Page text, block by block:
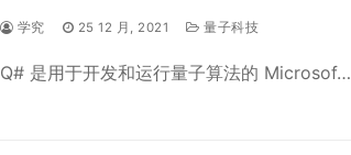
学究 25 12 月, 2021 量子科技
Q# 是用于开发和运行量子算法的 Microsof…